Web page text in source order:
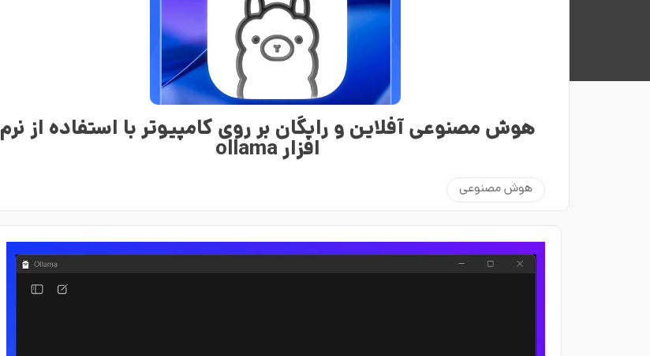
هوش مصنوعی آفلاین و رایگان بر روی کامپیوتر با استفاده از نرم
افزار ollama
هوش مصنوعی
نمایشگر
ویدیو